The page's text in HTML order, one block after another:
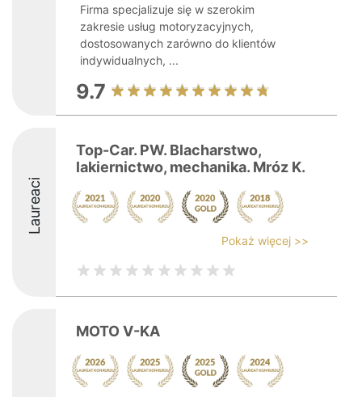
Firma specjalizuje się w szerokim
zakresie usług motoryzacyjnych,
dostosowanych zarówno do klientów
indywidualnych, ...
9.7
Laureaci
Top-Car. PW. Blacharstwo,
lakiernictwo, mechanika. Mróz K.
Pokaż więcej >>
MOTO V-KA